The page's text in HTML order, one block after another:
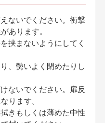
ないでください。衝撃
あります。
挟まないようにしてく
、勢いよく閉めたりし
ないでください。扉反
ります。
きもしくは薄めた中性